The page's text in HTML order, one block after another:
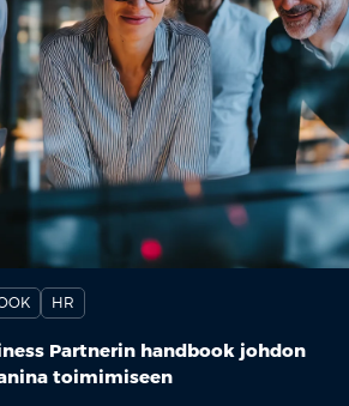
HR
Partnerin handbook johdon
toimimiseen